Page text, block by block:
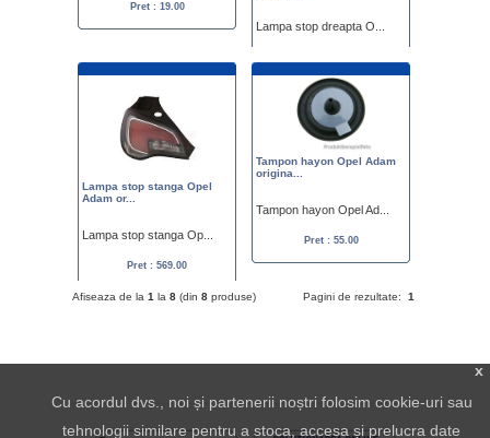
Pret : 19.00
Lampa stop dreapta O...
Lampa stop stanga Opel
Adam or...
Lampa stop stanga Op...
Pret : 569.00
Tampon hayon Opel Adam
origina...
Tampon hayon Opel Ad...
Pret : 55.00
Afiseaza de la 1 la 8 (din 8 produse) Pagini de rezultate: 1
x
Cu acordul dvs., noi și partenerii noștri folosim cookie-uri sau
tehnologii similare pentru a stoca, accesa și prelucra date